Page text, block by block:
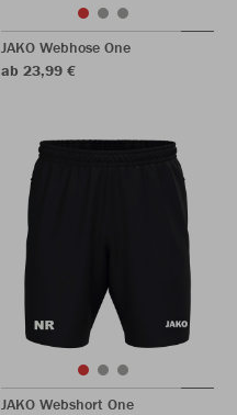
JAKO Webhose One
ab 23,99 €
JAKO Webshort One